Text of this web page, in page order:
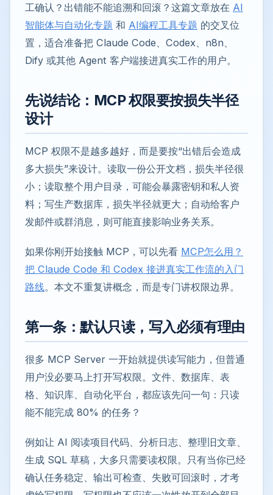
工确认？出错能不能追溯和回滚？这篇文章放在 AI
智能体与自动化专题 和 AI编程工具专题 的交叉位
置，适合准备把 Claude Code、Codex、n8n、
Dify 或其他 Agent 客户端接进真实工作的用户。
先说结论：MCP 权限要按损失半径
设计
MCP 权限不是越多越好，而是要按“出错后会造成
多大损失”来设计。读取一份公开文档，损失半径很
小；读取整个用户目录，可能会暴露密钥和私人资
料；写生产数据库，损失半径就更大；自动给客户
发邮件或群消息，则可能直接影响业务关系。
如果你刚开始接触 MCP，可以先看 MCP怎么用？
把 Claude Code 和 Codex 接进真实工作流的入门
路线。本文不重复讲概念，而是专门讲权限边界。
第一条：默认只读，写入必须有理由
很多 MCP Server 一开始就提供读写能力，但普通
用户没必要马上打开写权限。文件、数据库、表
格、知识库、自动化平台，都应该先问一句：只读
能不能完成 80% 的任务？
例如让 AI 阅读项目代码、分析日志、整理旧文章、
生成 SQL 草稿，大多只需要读权限。只有当你已经
确认任务稳定、输出可检查、失败可回滚时，才考